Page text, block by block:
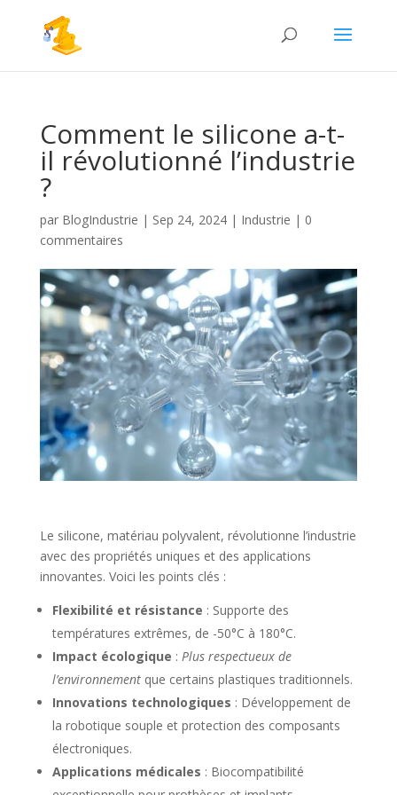
Comment le silicone a-t-
il révolutionné l’industrie
?
par BlogIndustrie | Sep 24, 2024| Industrie | 0
commentaires
Le silicone, matériau polyvalent, révolutionne l’industrie
avec des propriétés uniques et des applications
innovantes. Voici les points clés :
Flexibilité et résistance : Supporte des
températures extrêmes, de -50°C à 180°C.
Impact écologique : Plus respectueux de
l’environnementque certains plastiques traditionnels.
Innovations technologiques : Développement de
la robotique souple et protection des composants
électroniques.
Applications médicales : Biocompatibilité